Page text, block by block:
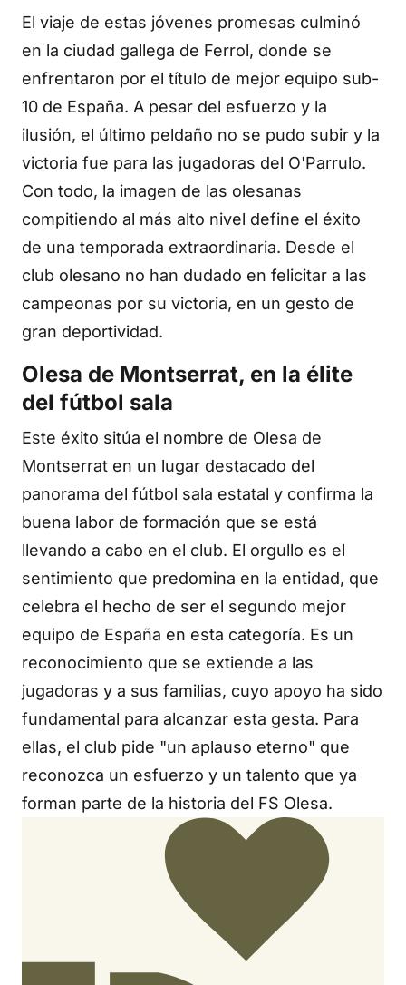
El viaje de estas jóvenes promesas culminó
en la ciudad gallega de Ferrol, donde se
enfrentaron por el título de mejor equipo sub-
10 de España. A pesar del esfuerzo y la
ilusión, el último peldaño no se pudo subir y la
victoria fue para las jugadoras del O'Parrulo.
Con todo, la imagen de las olesanas
compitiendo al más alto nivel define el éxito
de una temporada extraordinaria. Desde el
club olesano no han dudado en felicitar a las
campeonas por su victoria, en un gesto de
gran deportividad.
Olesa de Montserrat, en la élite
del fútbol sala
Este éxito sitúa el nombre de Olesa de
Montserrat en un lugar destacado del
panorama del fútbol sala estatal y confirma la
buena labor de formación que se está
llevando a cabo en el club. El orgullo es el
sentimiento que predomina en la entidad, que
celebra el hecho de ser el segundo mejor
equipo de España en esta categoría. Es un
reconocimiento que se extiende a las
jugadoras y a sus familias, cuyo apoyo ha sido
fundamental para alcanzar esta gesta. Para
ellas, el club pide "un aplauso eterno" que
reconozca un esfuerzo y un talento que ya
forman parte de la historia del FS Olesa.